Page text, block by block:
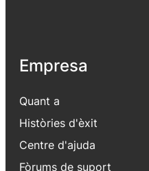
Empresa
Quant a
Històries d'èxit
Centre d'ajuda
Fòrums de suport